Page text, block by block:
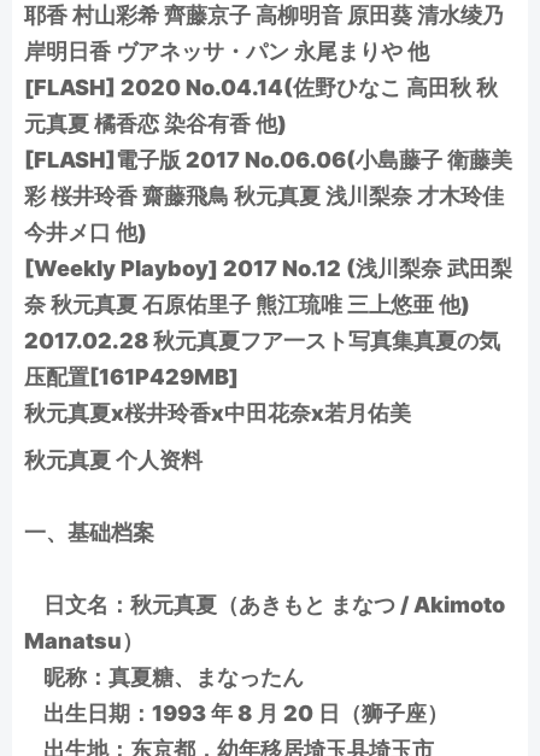
耶香 村山彩希 齊藤京子 高柳明音 原田葵 清水绫乃
岸明日香 ヴアネッサ・パン 永尾まりや 他
[FLASH] 2020 No.04.14(佐野ひなこ 高田秋 秋
元真夏 橘香恋 染谷有香 他)
[FLASH]電子版 2017 No.06.06(小島藤子 衛藤美
彩 桜井玲香 齋藤飛鳥 秋元真夏 浅川梨奈 才木玲佳
今井メ口 他)
[Weekly Playboy] 2017 No.12 (浅川梨奈 武田梨
奈 秋元真夏 石原佑里子 熊江琉唯 三上悠亜 他)
2017.02.28 秋元真夏フア一スト写真集真夏の気
压配置[161P429MB]
秋元真夏x桜井玲香x中田花奈x若月佑美
秋元真夏 个人资料
一、基础档案
日文名：秋元真夏（あきもと まなつ / Akimoto
Manatsu）
昵称：真夏糖、まなったん
出生日期：1993 年 8 月 20 日（狮子座）
出生地：东京都，幼年移居埼玉县埼玉市